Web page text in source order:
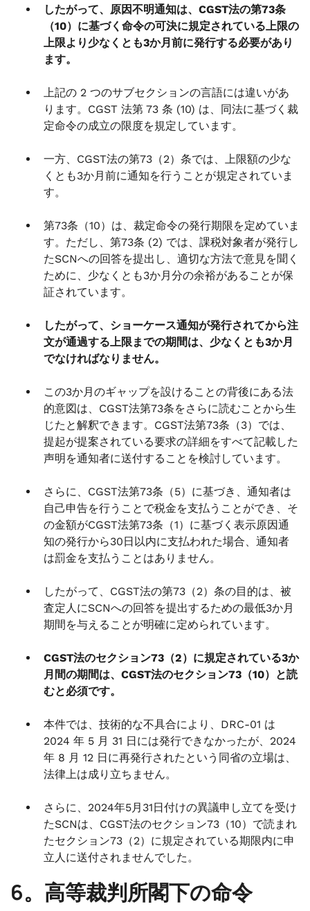
したがって、原因不明通知は、CGST法の第73条
（10）に基づく命令の可決に規定されている上限の
上限より少なくとも3か月前に発行する必要があり
ます。
上記の 2 つのサブセクションの言語には違いがあ
ります。CGST 法第 73 条 (10) は、同法に基づく裁
定命令の成立の限度を規定しています。
一方、CGST法の第73（2）条では、上限額の少な
くとも3か月前に通知を行うことが規定されていま
す。
第73条（10）は、裁定命令の発行期限を定めていま
す。ただし、第73条 (2) では、課税対象者が発行し
たSCNへの回答を提出し、適切な方法で意見を聞く
ために、少なくとも3か月分の余裕があることが保
証されています。
したがって、ショーケース通知が発行されてから注
文が通過する上限までの期間は、少なくとも3か月
でなければなりません。
この3か月のギャップを設けることの背後にある法
的意図は、CGST法第73条をさらに読むことから生
じたと解釈できます。CGST法第73条（3）では、
提起が提案されている要求の詳細をすべて記載した
声明を通知者に送付することを検討しています。
さらに、CGST法第73条（5）に基づき、通知者は
自己申告を行うことで税金を支払うことができ、そ
の金額がCGST法第73条（1）に基づく表示原因通
知の発行から30日以内に支払われた場合、通知者
は罰金を支払うことはありません。
したがって、CGST法の第73（2）条の目的は、被
査定人にSCNへの回答を提出するための最低3か月
期間を与えることが明確に定められています。
CGST法のセクション73（2）に規定されている3か
月間の期間は、CGST法のセクション73（10）と読
むと必須です。
本件では、技術的な不具合により、DRC-01 は
2024 年 5 月 31 日には発行できなかったが、2024
年 8 月 12 日に再発行されたという同省の立場は、
法律上は成り立ちません。
さらに、2024年5月31日付けの異議申し立てを受け
たSCNは、CGST法のセクション73（10）で読まれ
たセクション73（2）に規定されている期限内に申
立人に送付されませんでした。
6。高等裁判所閣下の命令